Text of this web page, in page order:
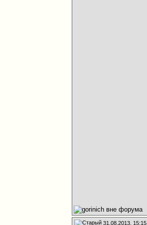
31.08.2013, 15:15